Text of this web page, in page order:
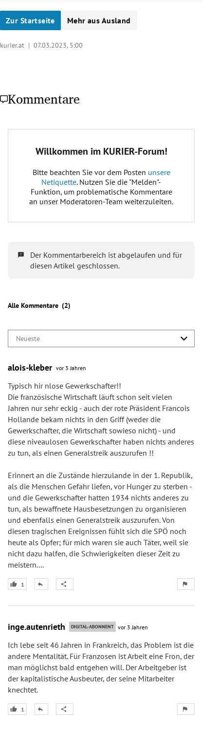
Zur Startseite Mehr aus Ausland
kurier.at | 07.03.2023, 5:00
Kommentare